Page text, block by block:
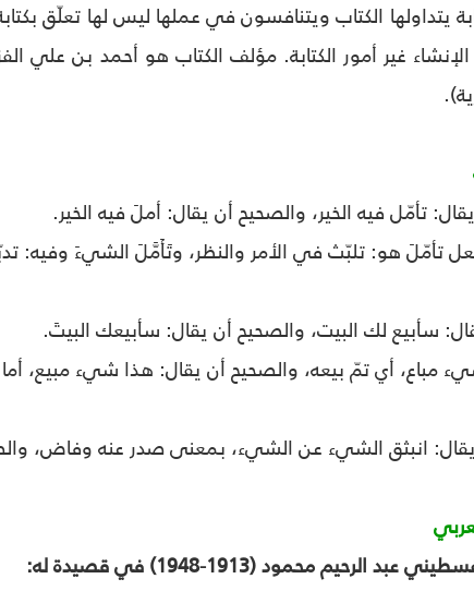
يتداولها الكتاب ويتنافسون في عملها ليس لها تعلّق
يقال: تأمّل فيه الخير، والصحيح أن يقال: أملَ فيه الخير.
تأمّلَ هو: تلبّث في الأمر والنظر، وتَأَمَّلَ الشيءَ وفيه:
سأبيع لك البيت، والصحيح أن يقال: سأبيعك البيتَ.
مباع، أي تمّ بيعه، والصحيح أن يقال: هذا شيء مبيع،
يقال: انبثق الشيء عن الشيء، بمعنى صدر عنه وفاض،
الرحيم محمود (1913-1948) في قصيدة له: